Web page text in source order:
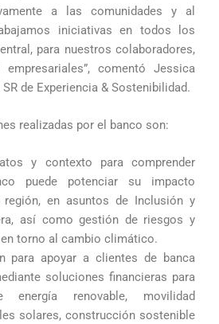
a las comunidades y al
iniciativas en todos los
para nuestros colaboradores,
comentó Jessica
de Experiencia & Sostenibilidad.
realizadas por el banco son:
y contexto para comprender
puede potenciar su impacto
en asuntos de Inclusión y
así como gestión de riesgos y
torno al cambio climático.
para apoyar a clientes de banca
soluciones financieras para
energía renovable, movilidad
solares, construcción sostenible